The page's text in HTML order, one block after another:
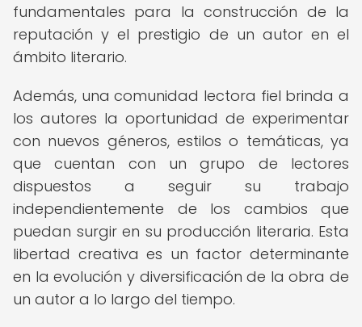
fundamentales para la construcción de la
reputación y el prestigio de un autor en el
ámbito literario.
Además, una comunidad lectora fiel brinda a
los autores la oportunidad de experimentar
con nuevos géneros, estilos o temáticas, ya
que cuentan con un grupo de lectores
dispuestos a seguir su trabajo
independientemente de los cambios que
puedan surgir en su producción literaria. Esta
libertad creativa es un factor determinante
en la evolución y diversificación de la obra de
un autor a lo largo del tiempo.